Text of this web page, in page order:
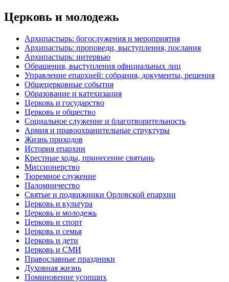
Церковь и молодежь
Архипастырь: богослужения и мероприятия
Архипастырь: проповеди, выступления, послания
Архипастырь: интервью
Обращения, выступления официальных лиц
Управление епархией: собрания, документы, решения
Общецерковные события
Образование и катехизация
Церковь и государство
Церковь и общество
Социальное служение и благотворительность
Армия и правоохранительные структуры
Жизнь приходов
История епархии
Крестные ходы, принесение святынь
Миссионерство
Тюремное служение
Паломничество
Святые и подвижники Орловской епархии
Церковь и культура
Церковь и молодежь
Церковь и спорт
Церковь и семья
Церковь и дети
Церковь и СМИ
Православные праздники
Духовная жизнь
Поминовение усопших